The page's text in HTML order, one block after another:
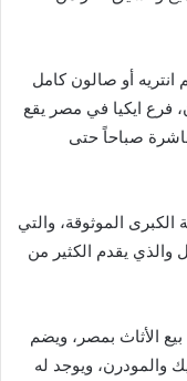
أو صالون كامل
فرع ايكيا في مصر يقع
صباحاً حتى
الكبرى الموثوقة، والتي
والذي يقدم الكثير من
الأثاث بمصر، ويضم
والمودرن، ويوجد له